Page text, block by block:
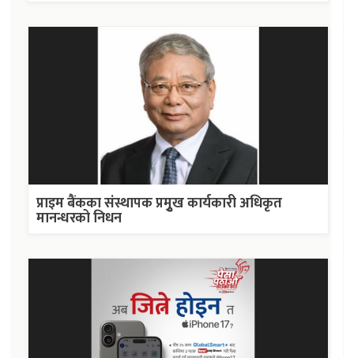
प्राइम बैंकका संस्थापक प्रमुृख कार्यकारी अधिकृत
मानन्धरको निधन